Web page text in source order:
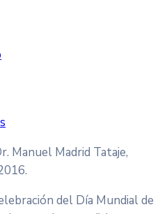
Manuel Madrid Tataje,
del Día Mundial de